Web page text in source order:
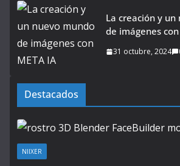
La creación y
de imágenes con
31 octubre, 2024
Destacados
NIIXER